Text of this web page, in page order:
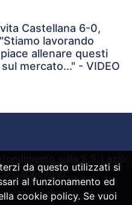
Castellana 6-0,
lavorando
allenare questi
mercato..." - VIDEO
Capodaglio
da questo utilizzati si
al funzionamento ed
cookie policy. Se vuoi